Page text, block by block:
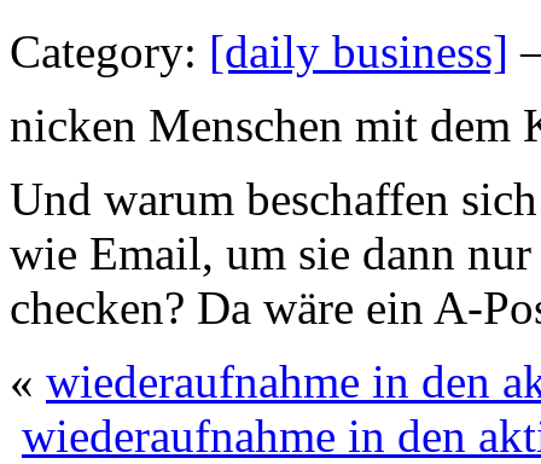
Category: [daily business]
nicken Menschen mit dem
Und warum beschaffen
wie Email, um sie dann
checken? Da wäre ein A-
« wiederaufnahme in den
wiederaufnahme in den